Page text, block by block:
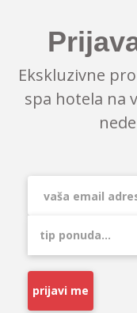
Ekskluzivne
spa hotela na
prijavi me